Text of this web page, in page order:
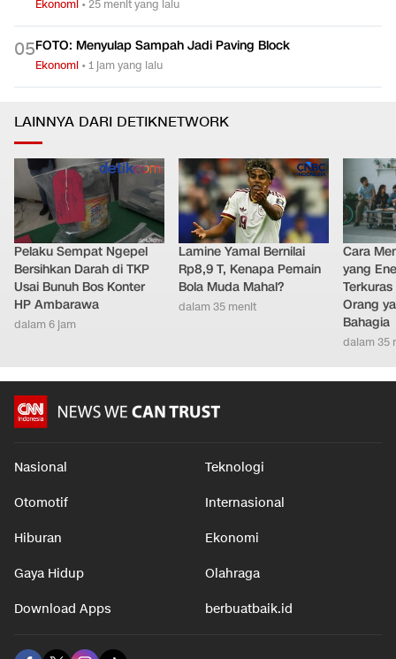
Ekonomi •25 menit yang lalu
05FOTO: Menyulap Sampah Jadi Paving Block
Ekonomi •1 jam yang lalu
LAINNYA DARI DETIKNETWORK
Pelaku Sempat Ngepel
Bersihkan Darah di TKP
Usai Bunuh Bos Konter
HP Ambarawa
dalam 6 jam
Lamine Yamal Bernilai
Rp8,9 T, Kenapa Pemain
Bola Muda Mahal?
dalam 35 menit
Cara
yang
Orang
Bahagia
dalam 35
Nasional Teknologi
Otomotif Internasional
Hiburan Ekonomi
Gaya Hidup Olahraga
Download Apps berbuatbaik.id